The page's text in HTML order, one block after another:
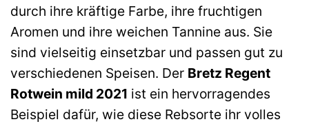
durch ihre kräftige Farbe, ihre fruchtigen
Aromen und ihre weichen Tannine aus. Sie
sind vielseitig einsetzbar und passen gut zu
verschiedenen Speisen. Der Bretz Regent
Rotwein mild 2021 ist ein hervorragendes
Beispiel dafür, wie diese Rebsorte ihr volles